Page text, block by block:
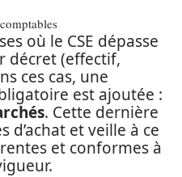
où le CSE dépasse
décret (effectif,
ces cas, une
est ajoutée :
. Cette dernière
d’achat et veille à ce
et conformes à